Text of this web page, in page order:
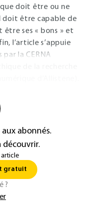
doit être ou ne
doit être capable de
être ses « bons » et
l’article s’appuie
la CERNA
abonnés.
découvrir.
article
gratuit
?